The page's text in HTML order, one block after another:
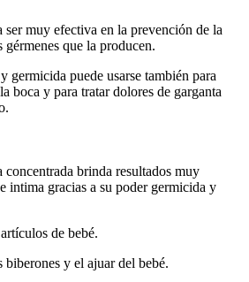
ser muy efectiva en la prevención de la
gérmenes que la producen.
germicida puede usarse también para
boca y para tratar dolores de garganta
concentrada brinda resultados muy
intima gracias a su poder germicida y
de bebé.
y el ajuar del bebé.